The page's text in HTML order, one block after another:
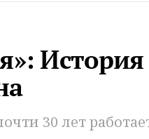
30 лет